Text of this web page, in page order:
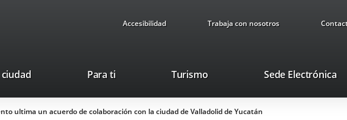
Accesibilidad Trabaja con nosotros
Para ti TurismoEste
se
abrirá
Sede Electrónica
ultima un acuerdo de colaboración con la ciudad de Valladolid de Yucatán